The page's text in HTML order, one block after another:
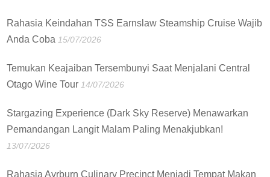
Rahasia Keindahan TSS Earnslaw Steamship Cruise Wajib
Anda Coba 15/07/2026
Temukan Keajaiban Tersembunyi Saat Menjalani Central
Otago Wine Tour 14/07/2026
Stargazing Experience (Dark Sky Reserve) Menawarkan
Pemandangan Langit Malam Paling Menakjubkan!
13/07/2026
Rahasia Ayrburn Culinary Precinct Menjadi Tempat Makan